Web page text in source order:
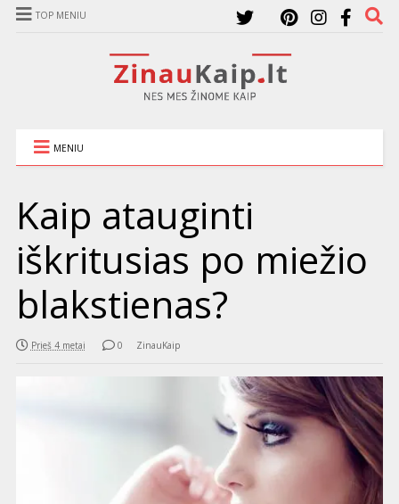
TOP MENIU
MENIU
Kaip atauginti
iškritusias po miežio
blakstienas?
Prieš 4 metai 0 ZinauKaip